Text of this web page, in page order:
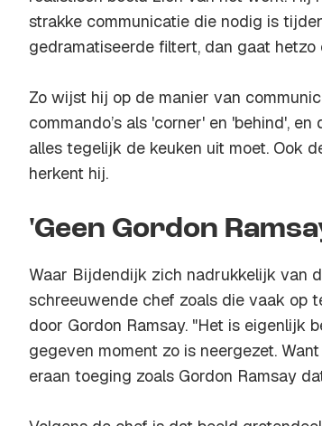
strakke communicatie die nodig is
gedramatiseerde filtert, dan gaat hetzo
Zo wijst hij op de manier van
commando’s als 'corner' en 'behind',
alles tegelijk de keuken uit moet. Ook
herkent hij.
'Geen Gordon
Waar Bijdendijk zich nadrukkelijk van
schreeuwende chef zoals die vaak op
door Gordon Ramsay. "Het is eigenlijk
gegeven moment zo is neergezet.
eraan toeging zoals Gordon Ramsay